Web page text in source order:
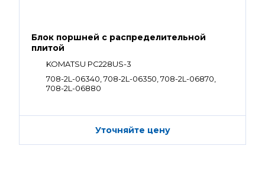
Блок поршней c распределительной
плитой
KOMATSU PC228US-3
708-2L-06340, 708-2L-06350, 708-2L-06870,
708-2L-06880
Уточняйте цену